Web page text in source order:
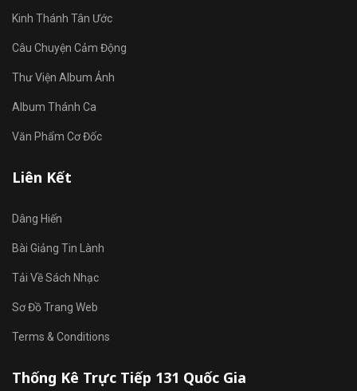
Kinh Thánh Tân Ước
Câu Chuyện Cảm Động
Thư Viện Album Ảnh
Album Thánh Ca
Văn Phẩm Cơ Đốc
Liên Kết
Dâng Hiến
Bài Giảng Tin Lành
Tải Về Sách Nhạc
Sơ Đồ Trang Web
Terms & Conditions
Thống Kê Trực Tiếp 131 Quốc Gia